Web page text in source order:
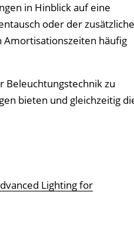
in Hinblick auf eine
oder der zusätzliche
häufig
Beleuchtungstechnik zu
bieten und gleichzeitig
Lighting for